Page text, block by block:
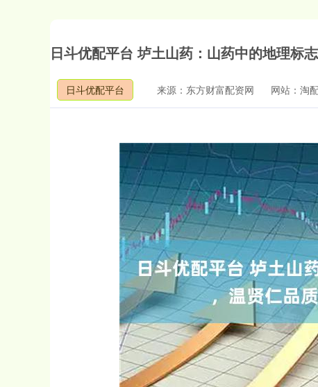
日斗优配平台 垆土山药：山药中的地理标
日斗优配平台 来源：东方财富配资网 网站：淘